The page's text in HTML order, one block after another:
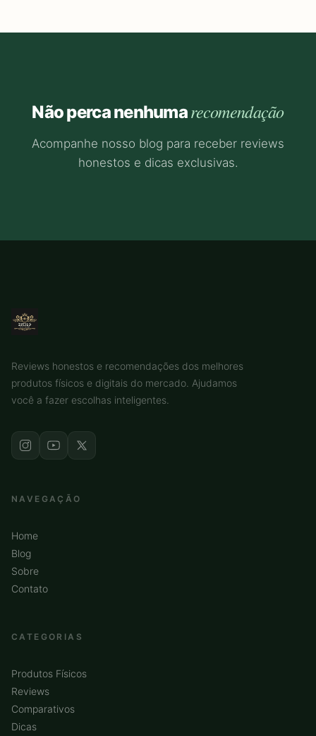
Não perca nenhumarecomendação
Acompanhe nosso blog para receber reviews
honestos e dicas exclusivas.
Reviews honestos e recomendações dos melhores
produtos físicos e digitais do mercado. Ajudamos
você a fazer escolhas inteligentes.
NAVEGAÇÃO
Home
Blog
Sobre
Contato
CATEGORIAS
Produtos Físicos
Reviews
Comparativos
Dicas